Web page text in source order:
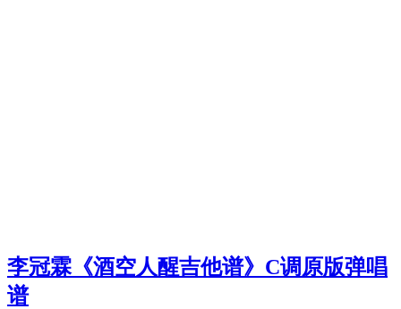
李冠霖《酒空人醒吉他谱》C调原版弹唱
谱